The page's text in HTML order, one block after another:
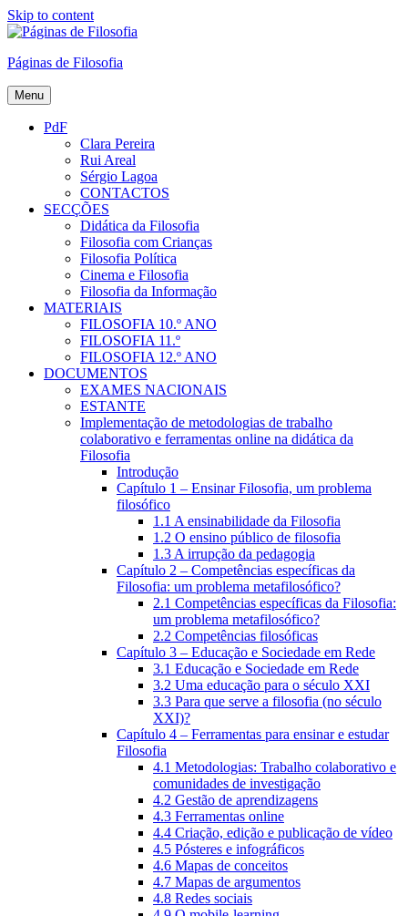
Skip to content
Páginas de Filosofia
Menu
PdF
Clara Pereira
Rui Areal
Sérgio Lagoa
CONTACTOS
SECÇÕES
Didática da Filosofia
Filosofia com Crianças
Filosofia Política
Cinema e Filosofia
Filosofia da Informação
MATERIAIS
FILOSOFIA 10.º ANO
FILOSOFIA 11.º
FILOSOFIA 12.º ANO
DOCUMENTOS
EXAMES NACIONAIS
ESTANTE
Implementação de metodologias de trabalho
colaborativo e ferramentas online na didática da
Filosofia
Introdução
Capítulo 1 – Ensinar Filosofia, um problema
filosófico
1.1 A ensinabilidade da Filosofia
1.2 O ensino público de filosofia
1.3 A irrupção da pedagogia
Capítulo 2 – Competências específicas da
Filosofia: um problema metafilosófico?
2.1 Competências específicas da Filosofia:
um problema metafilosófico?
2.2 Competências filosóficas
Capítulo 3 – Educação e Sociedade em Rede
3.1 Educação e Sociedade em Rede
3.2 Uma educação para o século XXI
3.3 Para que serve a filosofia (no século
XXI)?
Capítulo 4 – Ferramentas para ensinar e estudar
Filosofia
4.1 Metodologias: Trabalho colaborativo e
comunidades de investigação
4.2 Gestão de aprendizagens
4.3 Ferramentas online
4.4 Criação, edição e publicação de vídeo
4.5 Pósteres e infográficos
4.6 Mapas de conceitos
4.7 Mapas de argumentos
4.8 Redes sociais